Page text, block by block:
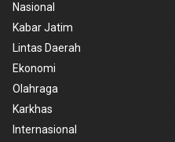
Nasional
Kabar Jatim
Lintas Daerah
Ekonomi
Olahraga
Karkhas
Internasional